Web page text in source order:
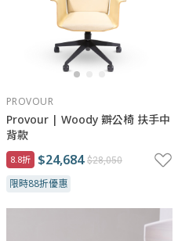
PROVOUR
Provour | Woody 辧公椅 扶手中
背款
8.8折 $24,684 $28,050
限時88折優惠